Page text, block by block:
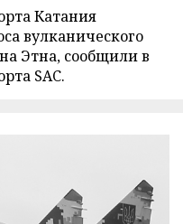
Катания
вулканического
Этна, сообщили в
SAC.